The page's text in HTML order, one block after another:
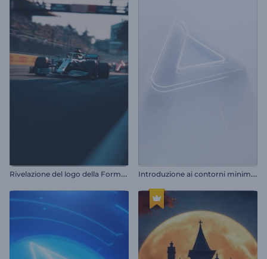
R
ivelazione del logo della Formula 1 I
ntroduzione ai contorni minimali